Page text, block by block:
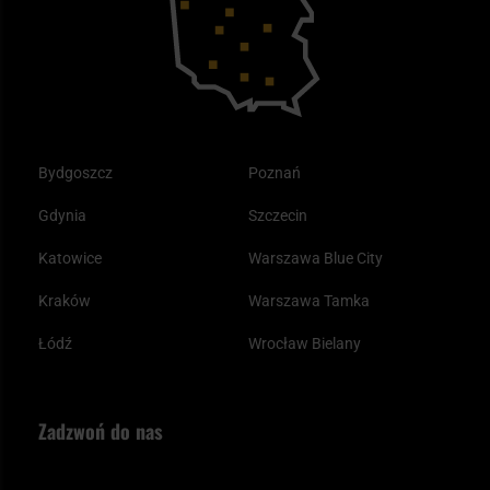
Bydgoszcz
Gdynia
Katowice
Kraków
Łódź
Poznań
Szczecin
Warszawa Blue City
Warszawa Tamka
Wrocław Bielany
Plecak ewakuacyjny preppersa
Zadzwoń do nas